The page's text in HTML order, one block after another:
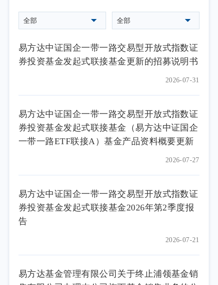
全部 全部
易方达中证国企一带一路交易型开放式指数证
券投资基金发起式联接基金更新的招募说明书
2026-07-31
易方达中证国企一带一路交易型开放式指数证
券投资基金发起式联接基金（易方达中证国企
一带一路ETF联接A）基金产品资料概要更新
2026-07-27
易方达中证国企一带一路交易型开放式指数证
券投资基金发起式联接基金2026年第2季度报
告
2026-07-21
易方达基金管理有限公司关于终止浦领基金销